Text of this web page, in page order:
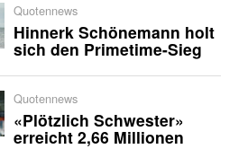
Quotennews
Hinnerk Schönemann holt
sich den Primetime-Sieg
Quotennews
«Plötzlich Schwester»
erreicht 2,66 Millionen